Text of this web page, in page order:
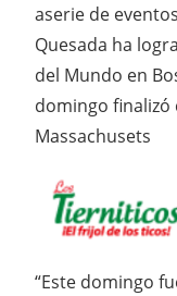
aserie de
Quesada ha
del Mundo en
domingo finalizó
Massachusets
“Este domingo